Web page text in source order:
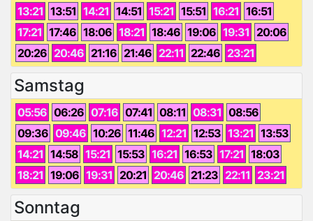
13:21 13:51 14:21 14:51 15:21 15:51 16:21 16:51
17:21 17:46 18:06 18:21 18:46 19:06 19:31 20:06
20:26 20:46 21:16 21:46 22:11 22:46 23:21
Samstag
05:56 06:26 07:16 07:41 08:11 08:31 08:56
09:36 09:46 10:26 11:46 12:21 12:53 13:21 13:53
14:21 14:58 15:21 15:53 16:21 16:53 17:21 18:03
18:21 19:06 19:31 20:21 20:46 21:23 22:11 23:21
Sonntag